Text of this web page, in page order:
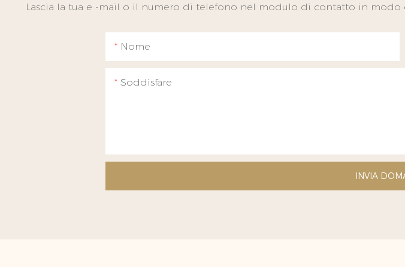
Lascia la tua e -mail o il numero di telefono nel modulo di contatto in
Nome
Soddisfare
INVIA